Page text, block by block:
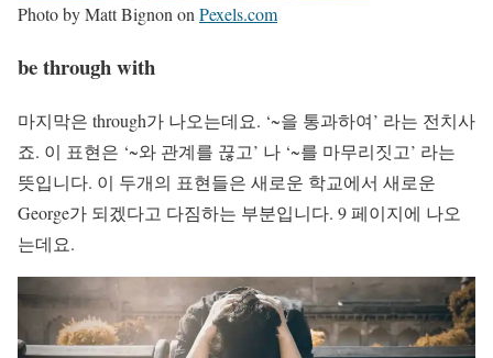
Photo by Matt Bignon on Pexels.com
be through with
마지막은 through가 나오는데요. ‘~을 통과하여’ 라는 전치사
죠. 이 표현은 ‘~와 관계를 끊고’ 나 ‘~를 마무리짓고’ 라는
뜻입니다. 이 두개의 표현들은 새로운 학교에서 새로운
George가 되겠다고 다짐하는 부분입니다. 9 페이지에 나오
는데요.